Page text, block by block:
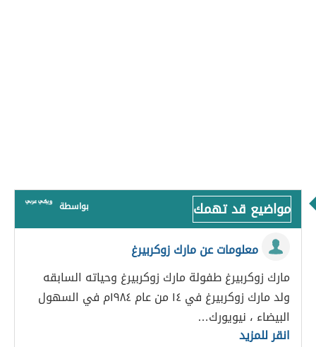
مواضيع قد تهمك بواسطة
معلومات عن مارك زوكربيرغ
مارك زوكربيرغ طفولة مارك زوكربيرغ وحياته السابقه
ولد مارك زوكربيرغ في ١٤ من عام ١٩٨٤م في السهول
البيضاء ، نيويورك…
انقر للمزيد